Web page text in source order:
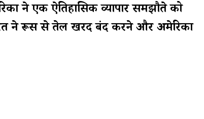
ने एक ऐतिहासिक व्यापार समझौते को
ने रूस से तेल खरीद बंद करने और अमेरिका